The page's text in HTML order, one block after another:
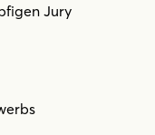
Jury